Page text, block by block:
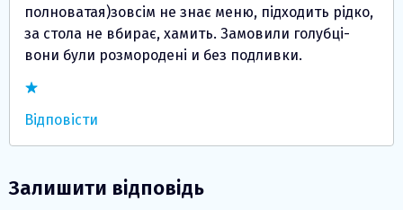
полноватая)зовсім не знає меню, підходить рідко,
за стола не вбирає, хамить. Замовили голубці-
вони були розмородені и без подливки.
Відповісти
Залишити відповідь